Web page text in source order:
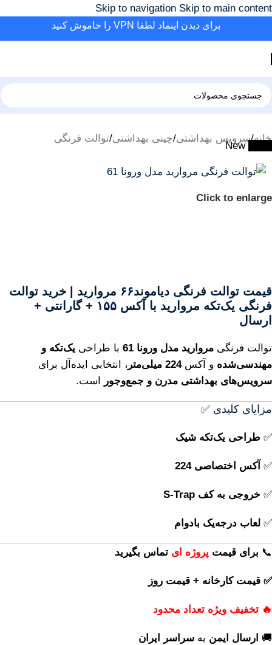
Skip to navigation Skip to main content
برای دیدن اینماد لطفا VPN را خاموش کنید
خانه/سرویس بهداشتی/چینی بهداشتی/توالت فرنگی
New
Click to enlarge
قیمت توالت فرنگی دیاموند۶۶ مروارید | خرید توالت
فرنگی یک‌تکه مروارید با آکس ۱۵۵ + گارانتی +
ارسال
توالت فرنگی مروارید مدل ورونا 61 با طراحی یک‌تکه و
مهندسی‌شده و آکس224 میلی‌متر
، انتخابی ایده‌آل برای
سرویس‌های بهداشتی مدرن و جمع‌وجور
است.
مزایای کلیدی ✅
✅ طراحی یک‌تکه شیک
✅ آکس اختصاصی 224
✅ خروجی به کف S‑Trap
✅ لعاب درجه‌یک بادوام
📞 برای قیمت پروژه ای تماس بگیرید
✅ قیمت کارخانه + قیمت روز
🔥 تخفیف ویژه تعداد محدود
🚚 ارسال ایمن به سراسر ایران